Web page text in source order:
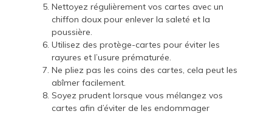
Nettoyez régulièrement vos cartes avec un
chiffon doux pour enlever la saleté et la
poussière.
Utilisez des protège-cartes pour éviter les
rayures et l’usure prématurée.
Ne pliez pas les coins des cartes, cela peut les
abîmer facilement.
Soyez prudent lorsque vous mélangez vos
cartes afin d’éviter de les endommager